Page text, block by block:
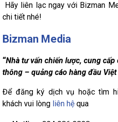
Hãy liên lạc ngay với Bizman
chi tiết nhé!
Bizman Media
“Nhà tư vấn chiến lược, cung
thông – quảng cáo hàng đầu Việt
Để đăng ký dịch vụ hoặc tìm
khách vui lòng liên hệ qua